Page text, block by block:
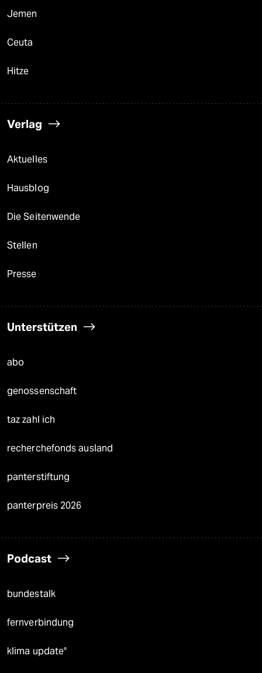
Jemen
Ceuta
Hitze
Verlag
Aktuelles
Hausblog
Die Seitenwende
Stellen
Presse
Unterstützen
abo
genossenschaft
taz zahl ich
recherchefonds ausland
panterstiftung
panterpreis 2026
Podcast
bundestalk
fernverbindung
klima update°